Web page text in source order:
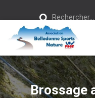
:
Rechercher…
Brossage